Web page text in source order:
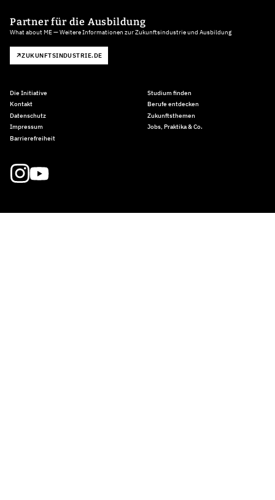
Partner für die Ausbildung
What about ME — Weitere Informationen zur Zukunftsindustrie und Ausbildung
ZUKUNFTSINDUSTRIE.DE
Die Initiative
Kontakt
Datenschutz
Impressum
Barrierefreiheit
Studium finden
Berufe entdecken
Zukunftsthemen
Jobs, Praktika & Co.